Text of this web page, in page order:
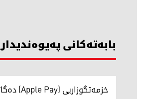
بابەتەکانی پەیوەندیدار
خزمەتگوزاریی (Apple Pay) دەگاتە عێراق